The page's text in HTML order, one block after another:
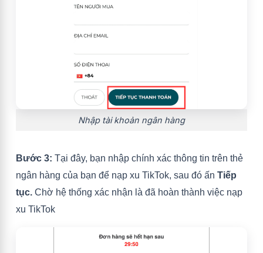
Nhập tài khoản ngân hàng
Bước 3: Tại đây, bạn nhập chính xác thông tin trên thẻ
ngân hàng của bạn để nạp xu TikTok, sau đó ấn Tiếp
tục. Chờ hệ thống xác nhận là đã hoàn thành việc nạp
xu TikTok